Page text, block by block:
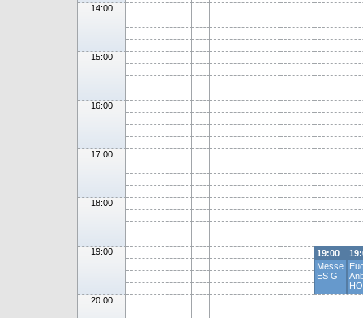
14:00
15:00
16:00
17:00
18:00
19:00
19:00
Messe
ES G
HO
20:00